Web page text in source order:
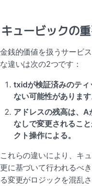
キュービックの
金銭的価値を扱うサービ
な違いは次の2つです：
txidが検証済みのティ
ない可能性があります
アドレスの残高は、
なしで変更されるこ
クト操作による。
これらの違いにより、キ
更に基づいて行われるべ
る変更がロジックを混乱